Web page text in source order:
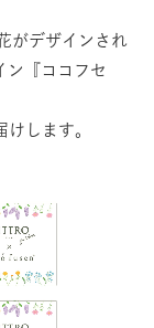
がデザインされ
ン『ココフセ
します。